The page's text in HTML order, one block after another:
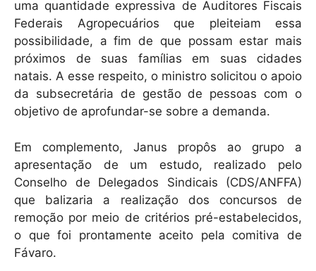
uma quantidade expressiva de Auditores Fiscais
Federais Agropecuários que pleiteiam essa
possibilidade, a fim de que possam estar mais
próximos de suas famílias em suas cidades
natais. A esse respeito, o ministro solicitou o apoio
da subsecretária de gestão de pessoas com o
objetivo de aprofundar-se sobre a demanda.
Em complemento, Janus propôs ao grupo a
apresentação de um estudo, realizado pelo
Conselho de Delegados Sindicais (CDS/ANFFA)
que balizaria a realização dos concursos de
remoção por meio de critérios pré-estabelecidos,
o que foi prontamente aceito pela comitiva de
Fávaro.